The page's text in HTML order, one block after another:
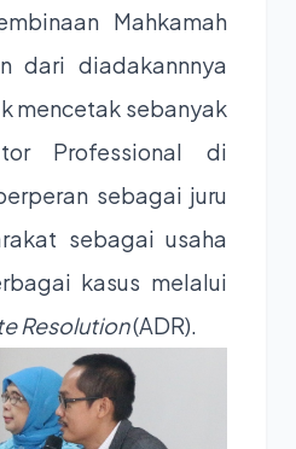
Mahkamah
dari diadakannnya
mencetak sebanyak
Professional di
sebagai juru
sebagai usaha
kasus melalui
Resolution(ADR).